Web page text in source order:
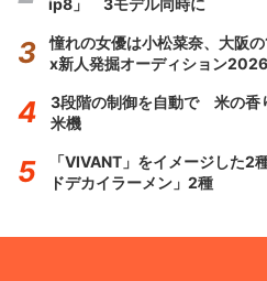
ip8」 3モデル同時に
憧れの女優は小松菜奈、大阪
x新人発掘オーディション
3段階の制御を自動で 米の香
米機
「VIVANT」をイメージした
ドデカイラーメン」2種